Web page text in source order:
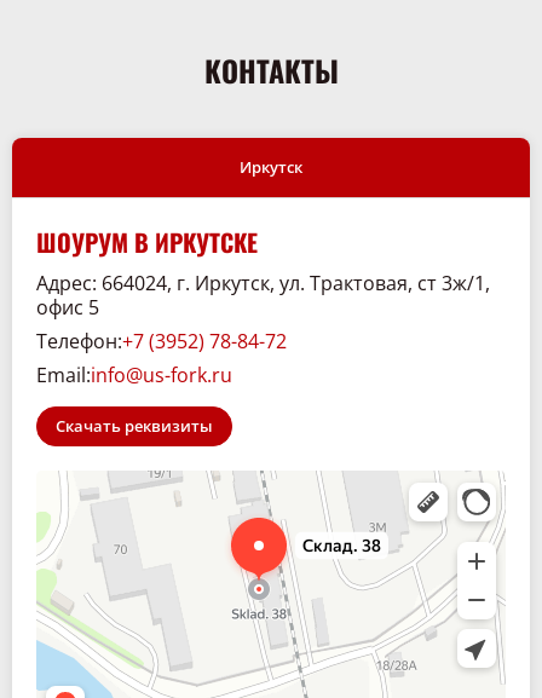
КОНТАКТЫ
Иркутск
ШОУРУМ В ИРКУТСКЕ
Адрес: 664024, г. Иркутск, ул. Трактовая, ст 3ж/1,
офис 5
Телефон:+7 (3952) 78-84-72
Email:info@us-fork.ru
Скачать реквизиты
Склад. 38
Спецтехника и спецавтомобили в Иркутске